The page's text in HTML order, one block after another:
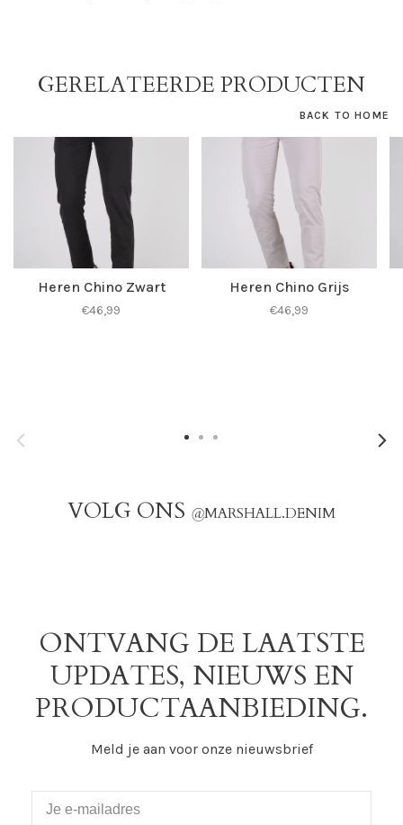
GERELATEERDE PRODUCTEN
BACK TO HOME
Heren Chino Zwart
€46,99
Heren Chino Grijs
€46,99
VOLG ONS @MARSHALL.DENIM
ONTVANG DE LAATSTE
UPDATES, NIEUWS EN
PRODUCTAANBIEDING.
Meld je aan voor onze nieuwsbrief